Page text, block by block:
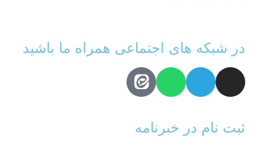
در شبکه های اجتماعی همراه ما باشید
ثبت نام در خبرنامه